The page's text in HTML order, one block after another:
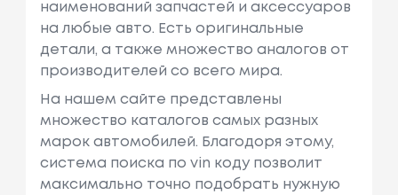
наименований запчастей и аксессуаров
на любые авто. Есть оригинальные
детали, а также множество аналогов от
производителей со всего мира.
На нашем сайте представлены
множество каталогов самых разных
марок автомобилей. Благодоря этому,
система поиска по vin коду позволит
максимально точно подобрать нужную